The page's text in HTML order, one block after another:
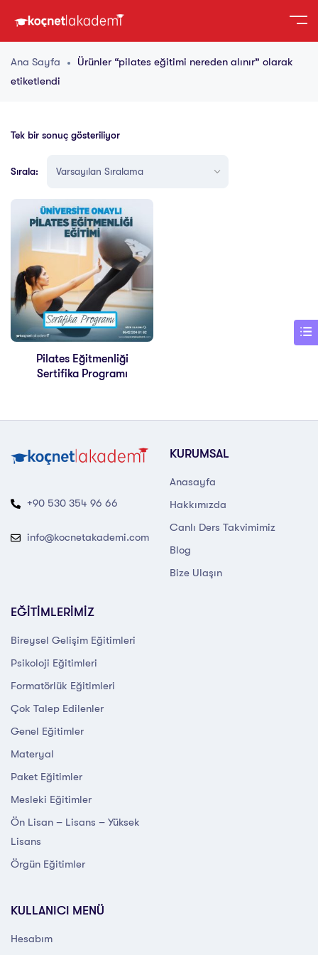
Ana Sayfa
Ürünler “pilates eğitimi nereden alınır” olarak
etiketlendi
Tek bir sonuç gösteriliyor
Sırala:
Pilates Eğitmenliği
Sertifika Programı
+90 530 354 96 66
info@kocnetakademi.com
KURUMSAL
Anasayfa
Hakkımızda
Canlı Ders Takvimimiz
Blog
Bize Ulaşın
EĞİTİMLERİMİZ
Bireysel Gelişim Eğitimleri
Psikoloji Eğitimleri
Formatörlük Eğitimleri
Çok Talep Edilenler
Genel Eğitimler
Materyal
Paket Eğitimler
Mesleki Eğitimler
Ön Lisan – Lisans – Yüksek
Lisans
Örgün Eğitimler
KULLANICI MENÜ
Hesabım